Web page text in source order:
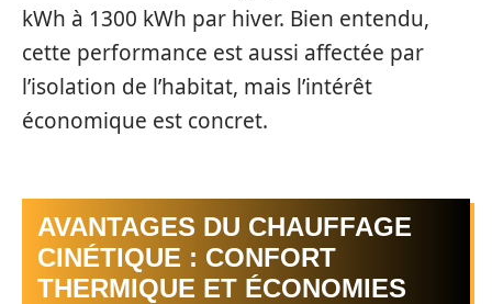
kWh à 1300 kWh par hiver. Bien entendu,
cette performance est aussi affectée par
l’isolation de l’habitat, mais l’intérêt
économique est concret.
AVANTAGES DU CHAUFFAGE
CINÉTIQUE : CONFORT
THERMIQUE ET ÉCONOMIES